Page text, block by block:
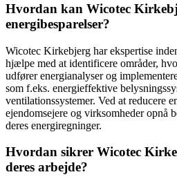
Hvordan kan Wicotec
energibesparelser?
Wicotec Kirkebjerg har ekspertise
hjælpe med at identificere områder,
udfører energianalyser og
som f.eks. energieffektive
ventilationssystemer. Ved at reducere
ejendomsejere og virksomheder opnå
deres energiregninger.
Hvordan sikrer Wicotec
deres arbejde?